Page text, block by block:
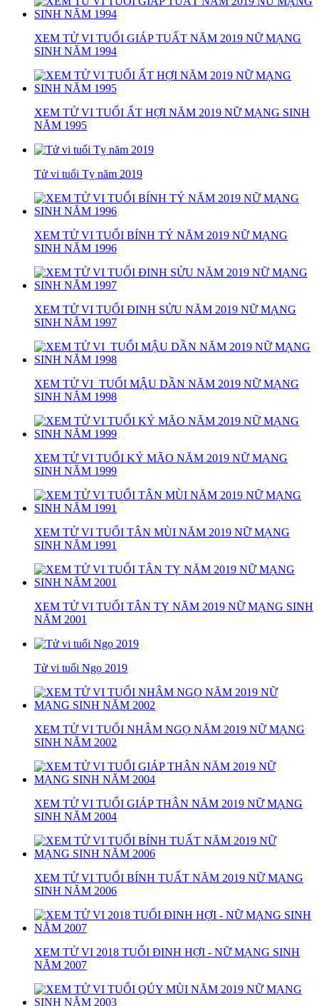
XEM TỬ VI TUỔI GIÁP TUẤT NĂM 2019 NỮ MẠNG
SINH NĂM 1994
XEM TỬ VI TUỔI ẤT HỢI NĂM 2019 NỮ MẠNG SINH
NĂM 1995
Tử vi tuổi Tỵ năm 2019
XEM TỬ VI TUỔI BÍNH TÝ NĂM 2019 NỮ MẠNG
SINH NĂM 1996
XEM TỬ VI TUỔI ĐINH SỬU NĂM 2019 NỮ MẠNG
SINH NĂM 1997
XEM TỬ VI TUỔI MẬU DẦN NĂM 2019 NỮ MẠNG
SINH NĂM 1998
XEM TỬ VI TUỔI KỶ MÃO NĂM 2019 NỮ MẠNG
SINH NĂM 1999
XEM TỬ VI TUỔI TÂN MÙI NĂM 2019 NỮ MẠNG
SINH NĂM 1991
XEM TỬ VI TUỔI TÂN TỴ NĂM 2019 NỮ MẠNG SINH
NĂM 2001
Tử vi tuổi Ngọ 2019
XEM TỬ VI TUỔI NHÂM NGỌ NĂM 2019 NỮ MẠNG
SINH NĂM 2002
XEM TỬ VI TUỔI GIÁP THÂN NĂM 2019 NỮ MẠNG
SINH NĂM 2004
XEM TỬ VI TUỔI BÍNH TUẤT NĂM 2019 NỮ MẠNG
SINH NĂM 2006
XEM TỬ VI 2018 TUỔI ĐINH HỢI - NỮ MẠNG SINH
NĂM 2007